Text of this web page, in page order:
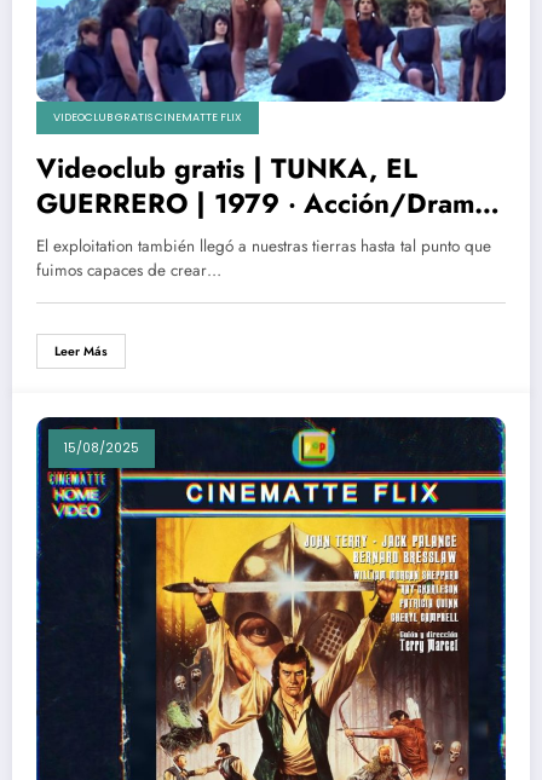
VIDEOCLUB GRATIS CINEMATTE FLIX
Videoclub gratis | TUNKA, EL
GUERRERO | 1979 ‧ Acción/Drama ‧
1h 41m
El exploitation también llegó a nuestras tierras hasta tal punto que
fuimos capaces de crear…
Leer Más
15/08/2025